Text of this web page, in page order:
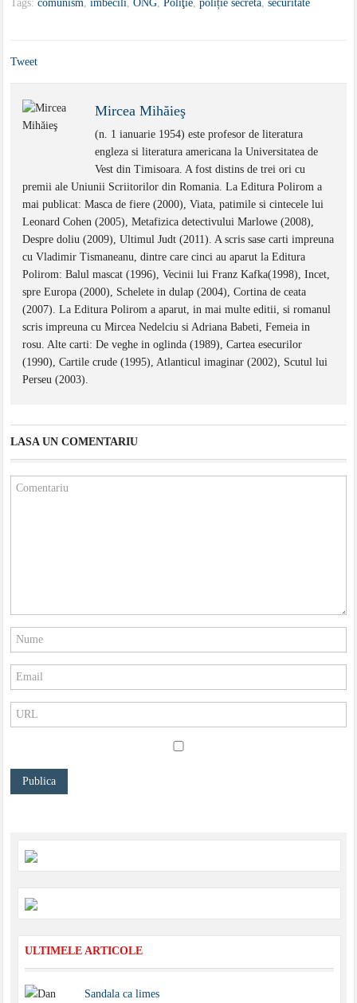
Tags:comunism,imbecili,ONG,Poliţie,poliție secretă,securitate
Tweet
Mircea Mihăieş
(n. 1 ianuarie 1954) este profesor de literatura
engleza si literatura americana la Universitatea de
Vest din Timisoara. A fost distins de trei ori cu
premii ale Uniunii Scriitorilor din Romania. La Editura Polirom a
mai publicat: Masca de fiere (2000), Viata, patimile si cintecele lui
Leonard Cohen (2005), Metafizica detectivului Marlowe (2008),
Despre doliu (2009), Ultimul Judt (2011). A scris sase carti impreuna
cu Vladimir Tismaneanu, dintre care cinci au aparut la Editura
Polirom: Balul mascat (1996), Vecinii lui Franz Kafka(1998), Incet,
spre Europa (2000), Schelete in dulap (2004), Cortina de ceata
(2007). La Editura Polirom a aparut, in mai multe editii, si romanul
scris impreuna cu Mircea Nedelciu si Adriana Babeti, Femeia in
rosu. Alte carti: De veghe in oglinda (1989), Cartea esecurilor
(1990), Cartile crude (1995), Atlanticul imaginar (2002), Scutul lui
Perseu (2003).
LASA UN COMENTARIU
ULTIMELE ARTICOLE
Sandala ca limes